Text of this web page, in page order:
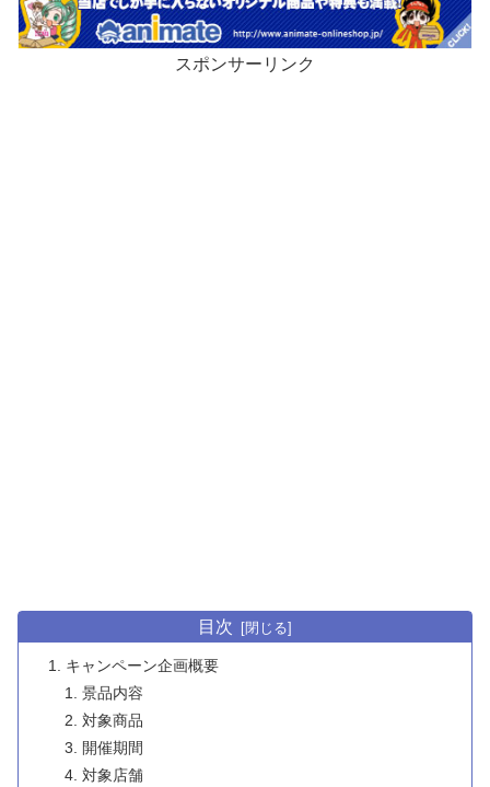
スポンサーリンク
目次
キャンペーン企画概要
景品内容
対象商品
開催期間
対象店舗